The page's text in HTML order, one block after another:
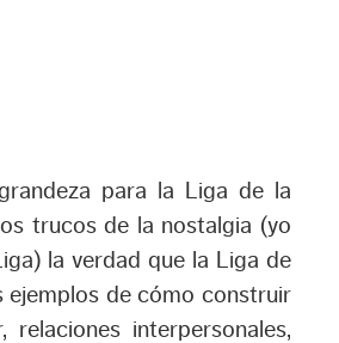
para la Liga de la
trucos de la nostalgia (yo
la verdad que la Liga de
ejemplos de cómo construir
interpersonales,